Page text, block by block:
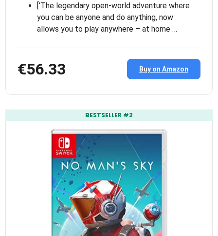
[‘The legendary open-world adventure where
you can be anyone and do anything, now
allows you to play anywhere – at home …
€56.33 Buy on Amazon
BESTSELLER #2